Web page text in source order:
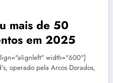
mais de 50
em 2025
width="600"]
operado pela Arcos Dorados,